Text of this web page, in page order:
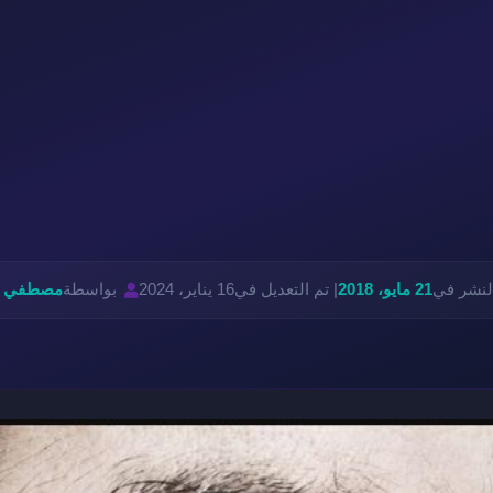
في21 مايو، 2018 | تم التعديل في16 يناير، 2024 بواسطةمصطفي